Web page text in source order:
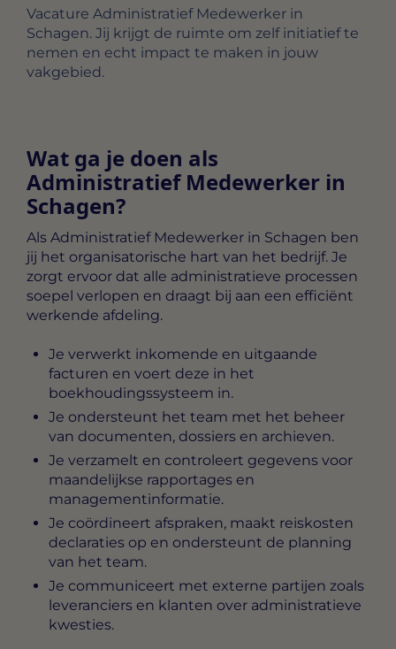
Vacature Administratief Medewerker in
Schagen. Jij krijgt de ruimte om zelf initiatief te
nemen en echt impact te maken in jouw
vakgebied.
Wat ga je doen als
Administratief Medewerker in
Schagen?
Als Administratief Medewerker in Schagen ben
jij het organisatorische hart van het bedrijf. Je
zorgt ervoor dat alle administratieve processen
soepel verlopen en draagt bij aan een efficiënt
werkende afdeling.
Je verwerkt inkomende en uitgaande
facturen en voert deze in het
boekhoudingssysteem in.
Je ondersteunt het team met het beheer
van documenten, dossiers en archieven.
Je verzamelt en controleert gegevens voor
maandelijkse rapportages en
managementinformatie.
Je coördineert afspraken, maakt reiskosten
declaraties op en ondersteunt de planning
van het team.
Je communiceert met externe partijen zoals
leveranciers en klanten over administratieve
kwesties.